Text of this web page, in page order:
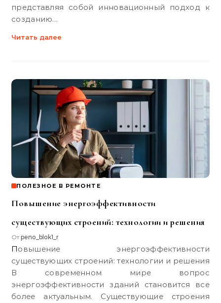
представляя собой инновационный подход к
созданию…
Читать далее
ПОЛЕЗНОЕ В РЕМОНТЕ
Повышение энергоэффективности
существующих строений: технологии и решения
Отpeno_blok1_r
Повышение энергоэффективности
существующих строений: технологии и решения
В современном мире вопрос
энергоэффективности зданий становится все
более актуальным. Существующие строения